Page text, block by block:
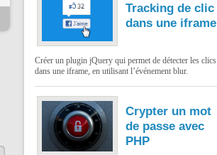
Tracking de clic
dans une iframe
Créer un plugin jQuery qui permet de détecter les clics
dans une iframe, en utilisant l’événement blur.
Crypter un mot
de passe avec
PHP